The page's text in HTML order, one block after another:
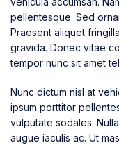
pellentesque. Sed
Praesent aliquet
gravida. Donec vitae
tempor nunc sit amet
Nunc dictum nisl at
ipsum porttitor
vulputate sodales.
augue iaculis ac. Ut